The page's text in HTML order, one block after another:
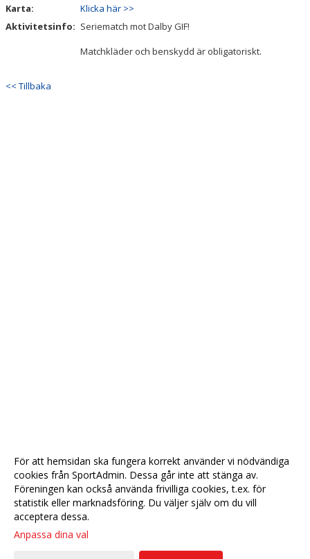
Karta:
Klicka här >>
Aktivitetsinfo: Seriematch mot Dalby GIF!
Matchkläder och benskydd är obligatoriskt.
<< Tillbaka
För att hemsidan ska fungera korrekt använder vi nödvändiga
cookies från SportAdmin. Dessa går inte att stänga av.
Föreningen kan också använda frivilliga cookies, t.ex. för
statistik eller marknadsföring. Du väljer själv om du vill
acceptera dessa.
Anpassa dina val